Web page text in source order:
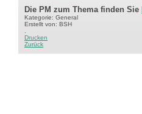
Die PM zum Thema finden Sie
Kategorie: General
Erstellt von: BSH
Drucken
Zurück